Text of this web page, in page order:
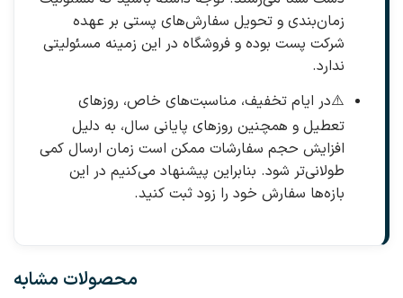
زمان‌بندی و تحویل سفارش‌های پستی بر عهده
شرکت پست بوده و فروشگاه در این زمینه مسئولیتی
ندارد.
⚠️در ایام تخفیف، مناسبت‌های خاص، روزهای
تعطیل و همچنین روزهای پایانی سال، به دلیل
افزایش حجم سفارشات ممکن است زمان ارسال کمی
طولانی‌تر شود. بنابراین پیشنهاد می‌کنیم در این
بازه‌ها سفارش خود را زود ثبت کنید.
محصولات مشابه